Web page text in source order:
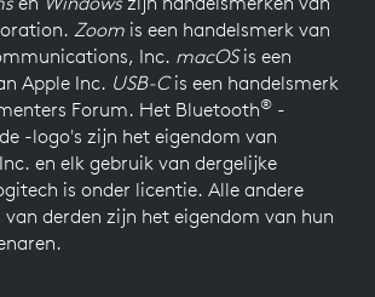
Zoom is een handelsmerk van
Inc. macOSis een
Apple Inc. USB-Cis een handelsmerk
Forum. Het Bluetooth® -
-logo's zijn het eigendom van
en elk gebruik van dergelijke
is onder licentie. Alle andere
van derden zijn het eigendom van hun